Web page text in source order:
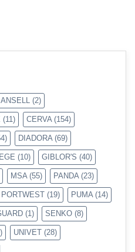
ANSELL (2)
(11) CERVA (154)
DIADORA (69)
EGE (10) GIBLOR'S (40)
MSA (55) PANDA (23)
PORTWEST (19) PUMA (14)
(1) SENKO (8)
UNIVET (28)